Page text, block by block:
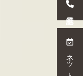
ネット予約